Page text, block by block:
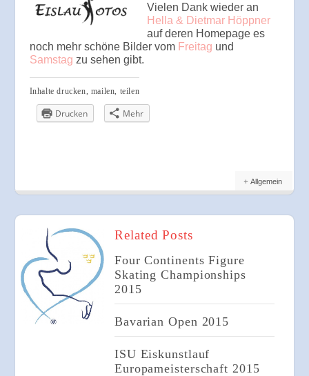
Vielen Dank wieder an
Hella & Dietmar Höppner
auf deren Homepage es
noch mehr schöne Bilder vom Freitag und
Samstag zu sehen gibt.
Inhalte drucken, mailen, teilen
Drucken Mehr
Allgemein
Related Posts
Four Continents Figure
Skating Championships
2015
Bavarian Open 2015
ISU Eiskunstlauf
Europameisterschaft 2015